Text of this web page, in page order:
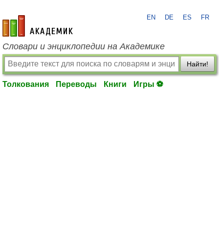
academic.ru
EN DE ES FR
Словари и энциклопедии на Академике
Найти!
Толкования Переводы Книги Игры ⚽